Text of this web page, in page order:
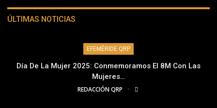
ÚLTIMAS NOTICIAS
EFEMÉRIDE QRP
Día De La Mujer 2025: Conmemoramos El 8M Con Las
Mujeres…
REDACCIÓN QRP